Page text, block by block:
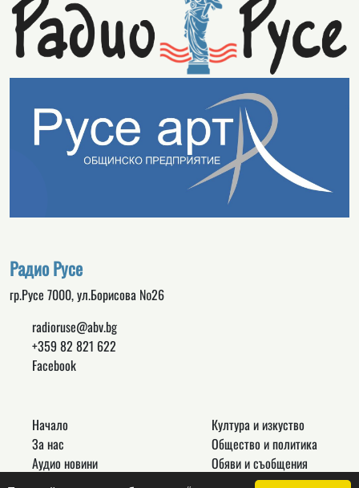
Радио Русе
гр.Русе 7000, ул.Борисова №26
radioruse@abv.bg
+359 82 821 622
Facebook
Начало
За нас
Аудио новини
Култура и изкуство
Общество и политика
Обяви и съобщения